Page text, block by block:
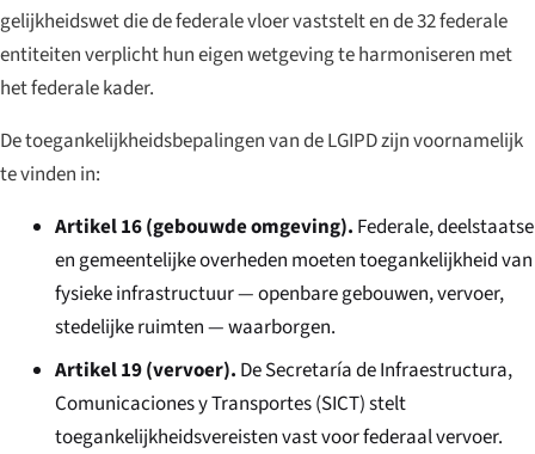
gelijkheidswet die de federale vloer vaststelt en de 32 federale
entiteiten verplicht hun eigen wetgeving te harmoniseren met
het federale kader.
De toegankelijkheidsbepalingen van de LGIPD zijn voornamelijk
te vinden in:
Artikel 16 (gebouwde omgeving). Federale, deelstaatse
en gemeentelijke overheden moeten toegankelijkheid van
fysieke infrastructuur — openbare gebouwen, vervoer,
stedelijke ruimten — waarborgen.
Artikel 19 (vervoer). De Secretaría de Infraestructura,
Comunicaciones y Transportes (SICT) stelt
toegankelijkheidsvereisten vast voor federaal vervoer.